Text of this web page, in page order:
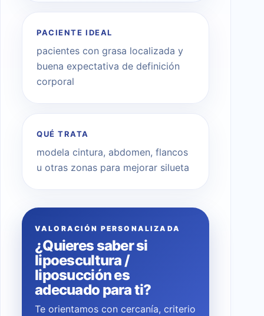
PACIENTE IDEAL
pacientes con grasa localizada y
buena expectativa de definición
corporal
QUÉ TRATA
modela cintura, abdomen, flancos
u otras zonas para mejorar silueta
VALORACIÓN PERSONALIZADA
¿Quieres saber si
lipoescultura /
liposucción es
adecuado para ti?
Te orientamos con cercanía, criterio